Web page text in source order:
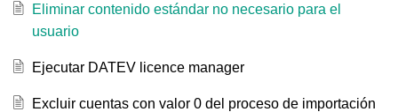
Eliminar contenido estándar no necesario para el
usuario
Ejecutar DATEV licence manager
Excluir cuentas con valor 0 del proceso de importación